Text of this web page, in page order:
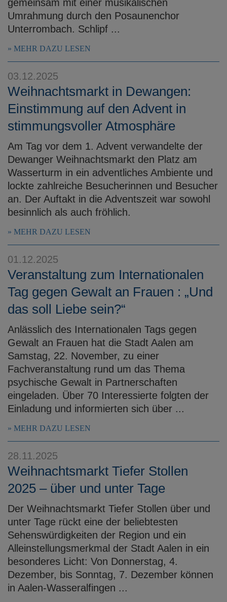
gemeinsam mit einer musikalischen
Umrahmung durch den Posaunenchor
Unterrombach. Schlipf ...
MEHR DAZU LESEN
03.12.2025
Weihnachtsmarkt in Dewangen:
Einstimmung auf den Advent in
stimmungsvoller Atmosphäre
Am Tag vor dem 1. Advent verwandelte der
Dewanger Weihnachtsmarkt den Platz am
Wasserturm in ein adventliches Ambiente und
lockte zahlreiche Besucherinnen und Besucher
an. Der Auftakt in die Adventszeit war sowohl
besinnlich als auch fröhlich.
MEHR DAZU LESEN
01.12.2025
Veranstaltung zum Internationalen
Tag gegen Gewalt an Frauen : „Und
das soll Liebe sein?“
Anlässlich des Internationalen Tags gegen
Gewalt an Frauen hat die Stadt Aalen am
Samstag, 22. November, zu einer
Fachveranstaltung rund um das Thema
psychische Gewalt in Partnerschaften
eingeladen. Über 70 Interessierte folgten der
Einladung und informierten sich über ...
MEHR DAZU LESEN
28.11.2025
Weihnachtsmarkt Tiefer Stollen
2025 – über und unter Tage
Der Weihnachtsmarkt Tiefer Stollen über und
unter Tage rückt eine der beliebtesten
Sehenswürdigkeiten der Region und ein
Alleinstellungsmerkmal der Stadt Aalen in ein
besonderes Licht: Von Donnerstag, 4.
Dezember, bis Sonntag, 7. Dezember können
in Aalen-Wasseralfingen ...